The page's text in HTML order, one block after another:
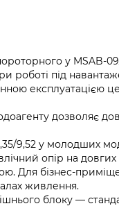
у MSAB-
роботі під
експлуатацією
дозволяє
9,52 у молодших
опір на довгих
Для бізнес-
живлення.
блоку —